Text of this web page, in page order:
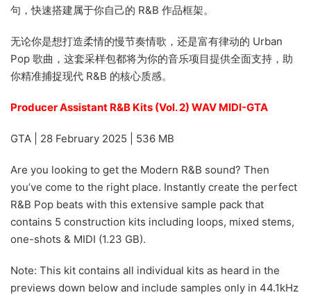
句，快速搭建属于你自己的 R&B 作品框架。
无论你是想打造柔情的慢节奏情歌，还是富有律动的 Urban
Pop 歌曲，这套采样包都将为你的音乐项目提供全面支持，助
你精准捕捉现代 R&B 的核心质感。
Producer Assistant R&B Kits (Vol. 2) WAV MIDI-GTA
GTA | 28 February 2025 | 536 MB
Are you looking to get the Modern R&B sound? Then
you’ve come to the right place. Instantly create the perfect
R&B Pop beats with this extensive sample pack that
contains 5 construction kits including loops, mixed stems,
one-shots & MIDI (1.23 GB).
Note: This kit contains all individual kits as heard in the
previews down below and include samples only in 44.1kHz